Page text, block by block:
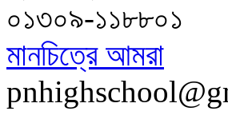
০১৩০৯-১১৮৮০১
মানচিত্রে আমরা